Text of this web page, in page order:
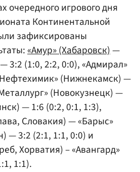
очередного игрового дня
Континентальной
зафиксированы
«Амур» (Хабаровск)—
3:2 (1:0, 2:2, 0:0), «Адмирал»
(Нижнекамск) —
(Новокузнецк) —
— 1:6 (0:2, 0:1, 1:3),
Словакия) — «Барыс»
— 3:2 (2:1, 1:1, 0:0) и
Хорватия) – «Авангард»
1:1).